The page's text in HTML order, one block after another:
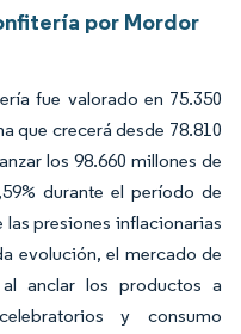
por Mordor
fue valorado en 75.350
que crecerá desde 78.810
los 98.660 millones de
durante el período de
presiones inflacionarias
evolución, el mercado de
anclar los productos a
y consumo